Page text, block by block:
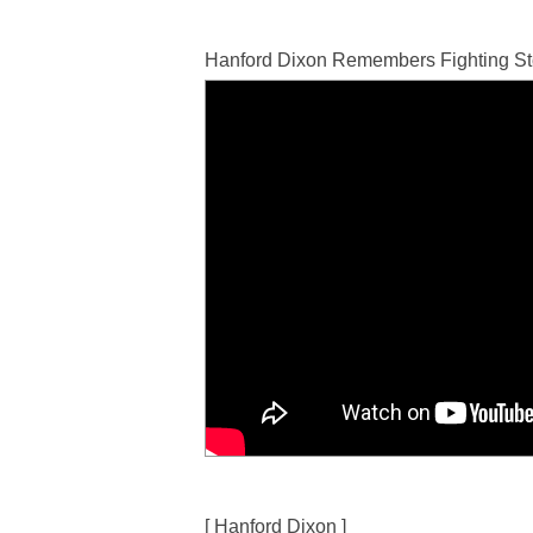
Hanford Dixon Remembers Fighting
[ Hanford Dixon ]